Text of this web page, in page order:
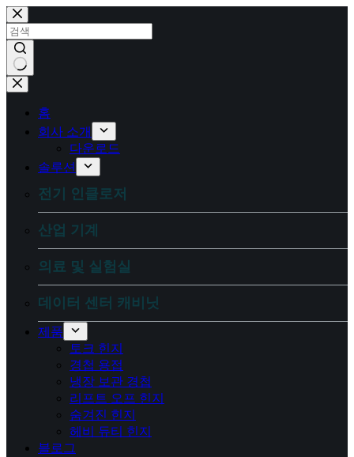
콘
텐
츠
로
건
너
결
홈
회사 소개
다운로드
솔루션
전기 인클로저
산업 기계
의료 및 실험실
데이터 센터 캐비닛
제품
토크 힌지
경첩 용접
냉장 보관 경첩
리프트 오프 힌지
숨겨진 힌지
헤비 듀티 힌지
블로그